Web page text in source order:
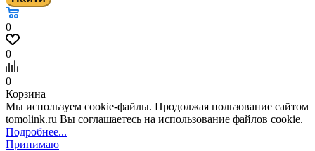
0
0
0
Корзина
Мы используем cookie-файлы. Продолжая пользование сайтом
tomolink.ru Вы соглашаетесь на использование файлов cookie.
Подробнее...
Принимаю